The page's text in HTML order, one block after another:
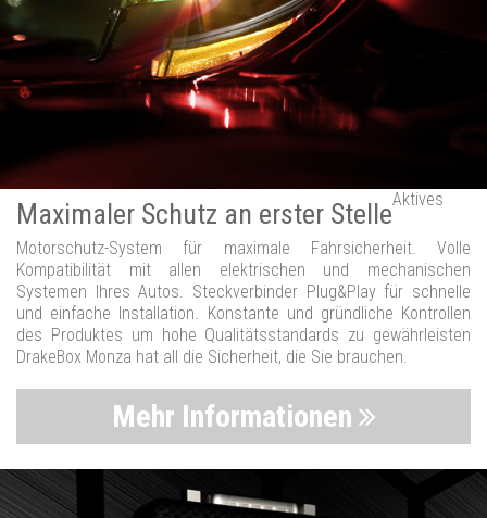
Maximaler Schutz an erster StelleAktives
Motorschutz-System für maximale Fahrsicherheit. Volle
Kompatibilität mit allen elektrischen und mechanischen
Systemen Ihres Autos. Steckverbinder Plug&Play für schnelle
und einfache Installation. Konstante und gründliche Kontrollen
des Produktes um hohe Qualitätsstandards zu gewährleisten
DrakeBox Monza hat all die Sicherheit, die Sie brauchen.
Mehr Informationen